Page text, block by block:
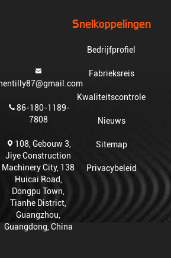
86-180-1189-
7808
108, Gebouw 3,
Jiye Construction
Machinery City, 138
Huicai Road,
Dongpu Town,
Tianhe District,
Guangzhou,
Guangdong, China
Snelkoppelingen
Bedrijfprofiel
Fabrieksreis
Kwaliteitscontrole
Nieuws
Sitemap
Privacybeleid